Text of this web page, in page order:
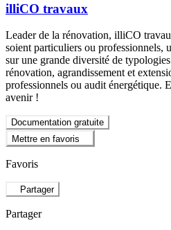
illiCO travaux
Leader de la rénovation, illiCO
soient particuliers ou professionnels,
sur une grande diversité de
rénovation, agrandissement et
professionnels ou audit énergétique.
avenir !
Documentation gratuite
Mettre en favoris
Favoris
Partager
Partager